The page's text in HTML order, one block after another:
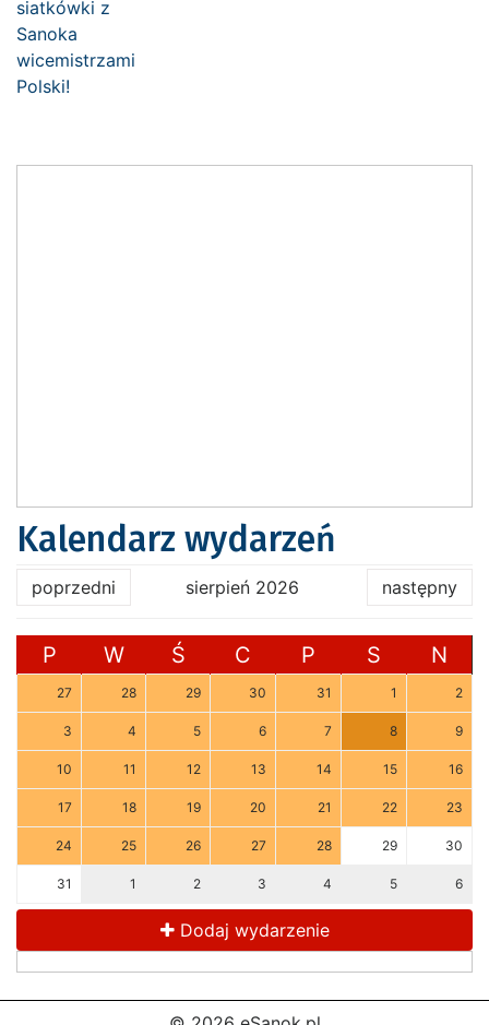
Kalendarz wydarzeń
poprzedni sierpień 2026 następny
P W Ś C P S N
27 28 29 30 31 1 2
3 4 5 6 7 8 9
10 11 12 13 14 15 16
17 18 19 20 21 22 23
24 25 26 27 28 29 30
31 1 2 3 4 5 6
Dodaj wydarzenie